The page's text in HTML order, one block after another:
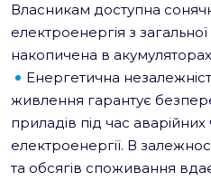
Власникам доступна
електроенергія з
накопичена в
Енергетична
живлення гарантує
приладів під час
електроенергії. В
та обсягів споживання